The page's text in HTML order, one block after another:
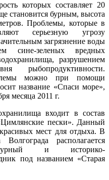
которых составляет 20
становится бурным, высота
Проблемы, которые в
серьезную угрозу
загрязнение воды
сине-зеленых вредных
разрушением
рыбопродуктивности.
можно при помощи
название «Спаси море»,
месяца 2011 г.
входит в состав
пески». Данный
мест для отдыха. В
располагается
и историко-
под названием «Старая